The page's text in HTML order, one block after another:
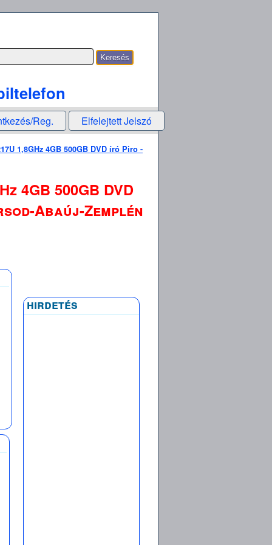
Reg. Elfelejtett Jelszó
1,8GHz 4GB 500GB DVD író Piro -
4GB 500GB DVD
Abaúj-Zemplén
hirdetés